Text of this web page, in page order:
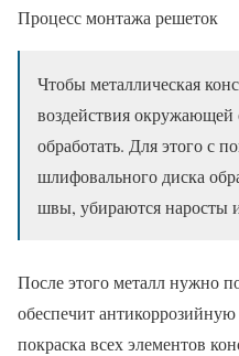
Процесс монтажа решеток
Чтобы металлическая
воздействия
обработать. Для этого с
шлифовального диска
швы, убираются наросты
После этого металл нужно
обеспечит
покраска всех элементов